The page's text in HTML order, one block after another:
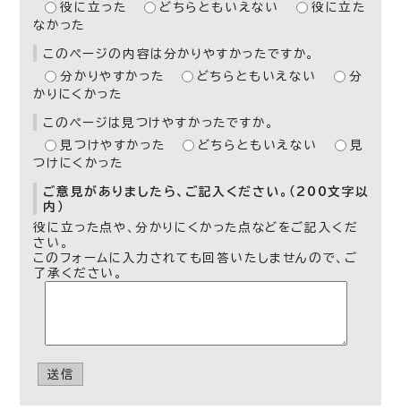
役に立った
どちらともいえない
役に立た
なかった
このページの内容は分かりやすかったですか。
分かりやすかった
どちらともいえない
分
かりにくかった
このページは見つけやすかったですか。
見つけやすかった
どちらともいえない
見
つけにくかった
ご意見がありましたら、ご記入ください。（200文字以
内）
役に立った点や、分かりにくかった点などをご記入くだ
さい。
このフォームに入力されても回答いたしませんので、ご
了承ください。
送信